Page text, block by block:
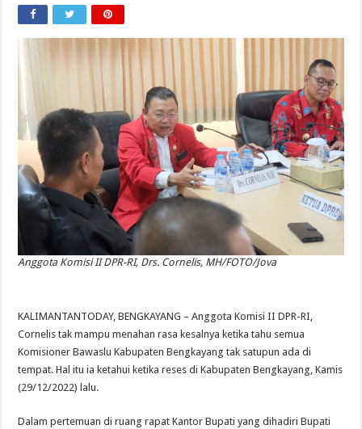
Anggota Komisi II DPR-RI, Drs. Cornelis, MH/FOTO/Jova
KALIMANTANTODAY, BENGKAYANG – Anggota Komisi II DPR-RI,
Cornelis tak mampu menahan rasa kesalnya ketika tahu semua
Komisioner Bawaslu Kabupaten Bengkayang tak satupun ada di
tempat. Hal itu ia ketahui ketika reses di Kabupaten Bengkayang, Kamis
(29/12/2022) lalu.
Dalam pertemuan di ruang rapat Kantor Bupati yang dihadiri Bupati